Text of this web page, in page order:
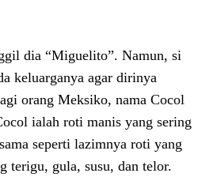
dia “Miguelito”. Namun, si
keluarganya agar dirinya
orang Meksiko, nama Cocol
ialah roti manis yang sering
seperti lazimnya roti yang
terigu, gula, susu, dan telor.